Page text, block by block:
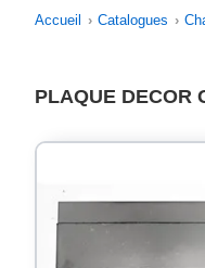
Accueil Catalogues
PLAQUE DECOR